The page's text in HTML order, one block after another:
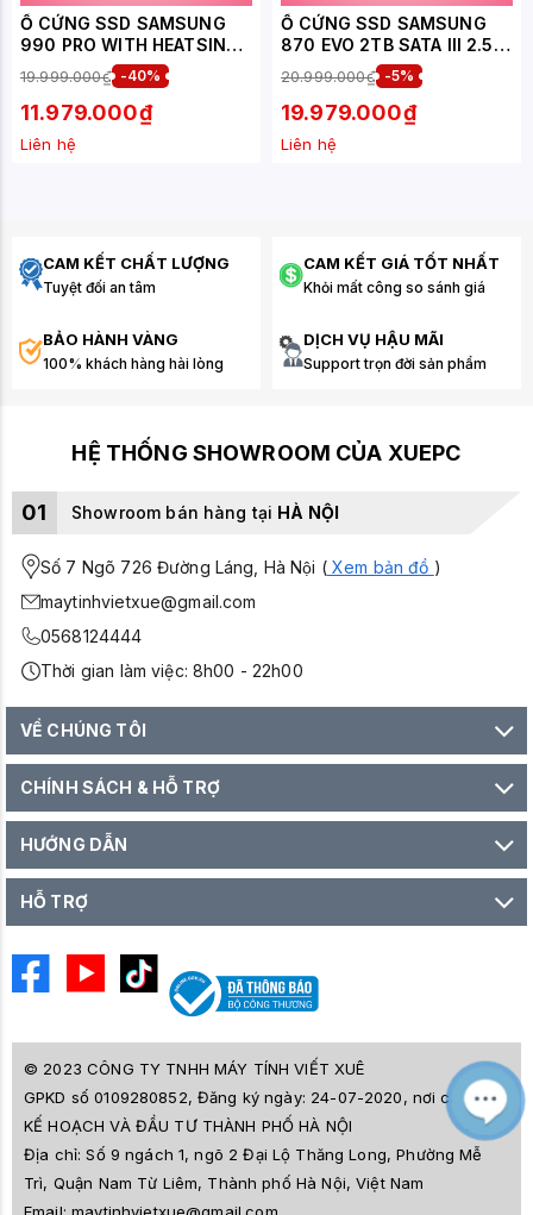
Ổ CỨNG SSD SAMSUNG
990 PRO WITH HEATSINK
1TB NVME PCIE GEN 4.0X4
(ĐỌC 7450MB/S - GHI
6900MB/S) - (MZ-
19.999.000₫ -40%
11.979.000₫
Liên hệ
Ổ CỨNG SSD SAMSUNG
870 EVO 2TB SATA III 2.5
INCH ( ĐỌC 560MB/S -
GHI 530MB/S) - (MZ-
77E2T0BW)
20.999.000₫ -5%
19.979.000₫
Liên hệ
CAM KẾT CHẤT LƯỢNG
Tuyệt đối an tâm
CAM KẾT GIÁ TỐT NHẤT
Khỏi mất công so sánh giá
BẢO HÀNH VÀNG
100% khách hàng hài lòng
DỊCH VỤ HẬU MÃI
Support trọn đời sản phẩm
HỆ THỐNG SHOWROOM CỦA XUEPC
01 Showroom bán hàng tại HÀ NỘI
Số 7 Ngõ 726 Đường Láng, Hà Nội (Xem bản đồ )
maytinhvietxue@gmail.com
0568124444
Thời gian làm việc: 8h00 - 22h00
VỀ CHÚNG TÔI
CHÍNH SÁCH & HỖ TRỢ
HƯỚNG DẪN
HỖ TRỢ
© 2023 CÔNG TY TNHH MÁY TÍNH VIẾT XUÊ
GPKD số 0109280852, Đăng ký ngày: 24-07-2020, nơi cấp SỞ
KẾ HOẠCH VÀ ĐẦU TƯ THÀNH PHỐ HÀ NỘI
Địa chỉ:Số 9 ngách 1, ngõ 2 Đại Lộ Thăng Long, Phường Mễ
Trì, Quận Nam Từ Liêm, Thành phố Hà Nội, Việt Nam